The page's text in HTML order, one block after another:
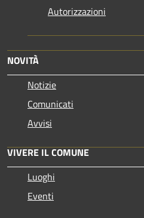
Autorizzazioni
NOVITÀ
Notizie
Comunicati
Avvisi
VIVERE IL COMUNE
Luoghi
Eventi